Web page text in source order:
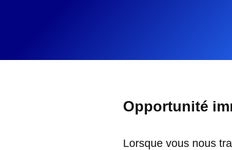
Opportunité
Lorsque vous nous